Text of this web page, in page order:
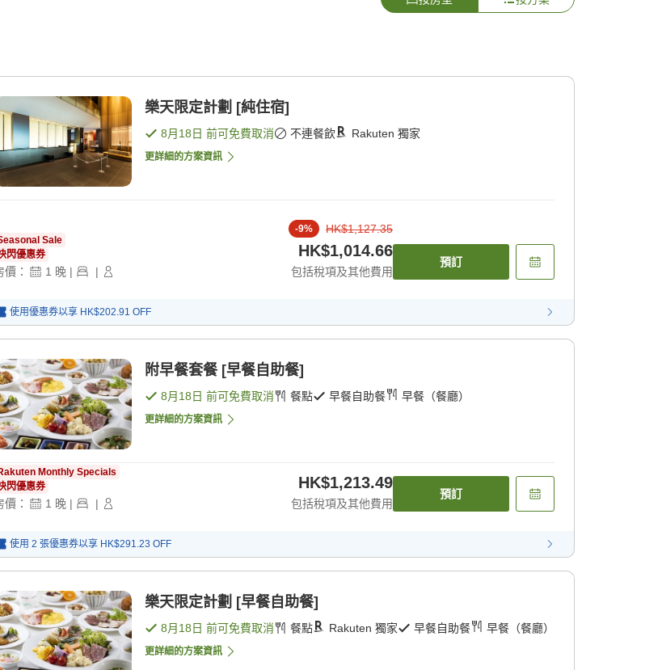
樂天限定計劃 [純住宿]
8月18日 前可免費取消 不連餐飲 Rakuten 獨家
更詳細的方案資訊
Sale
閃優惠券
價： 1 晚 | |
-9% HK$1,127.35
HK$1,014.66
包括稅項及其他費用
預訂
使用優惠券以享 HK$202.91 OFF
附早餐套餐 [早餐自助餐]
8月18日 前可免費取消 餐點 早餐自助餐 早餐（餐廳）
更詳細的方案資訊
Monthly Specials
閃優惠券
價： 1 晚 | |
HK$1,213.49
包括稅項及其他費用
預訂
使用 2 張優惠券以享 HK$291.23 OFF
樂天限定計劃 [早餐自助餐]
8月18日 前可免費取消 餐點 Rakuten 獨家 早餐自助餐 早餐（餐廳）
更詳細的方案資訊